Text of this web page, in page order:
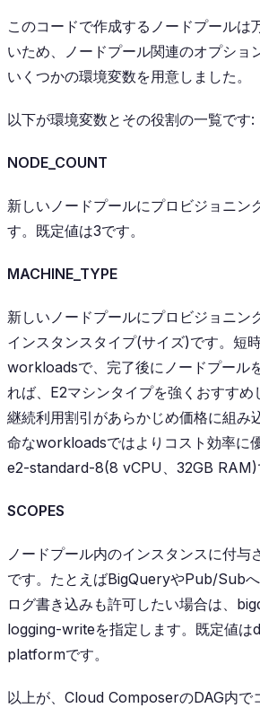
このコードで作成するノードプールは
いため、ノードプール関連のオプショ
いくつかの環境変数を用意しました。
以下が環境変数とその役割の一覧です:
NODE_COUNT
新しいノードプールにプロビジョニン
す。既定値は3です。
MACHINE_TYPE
新しいノードプールにプロビジョニン
インスタンスタイプ(サイズ)です。短
workloadsで、完了後にノードプール
れば、E2マシンタイプを強くおすすめ
継続利用割引があらかじめ価格に組み
命なworkloadsではよりコスト効率に
e2-standard-8(8 vCPU、32GB RAM)
SCOPES
ノードプール内のインスタンスに付与
です。たとえばBigQueryやPub/Sub
ログ書き込みも許可したい場合は、
logging-writeを指定します。既定値
platformです。
以上が、Cloud ComposerのDAG内で